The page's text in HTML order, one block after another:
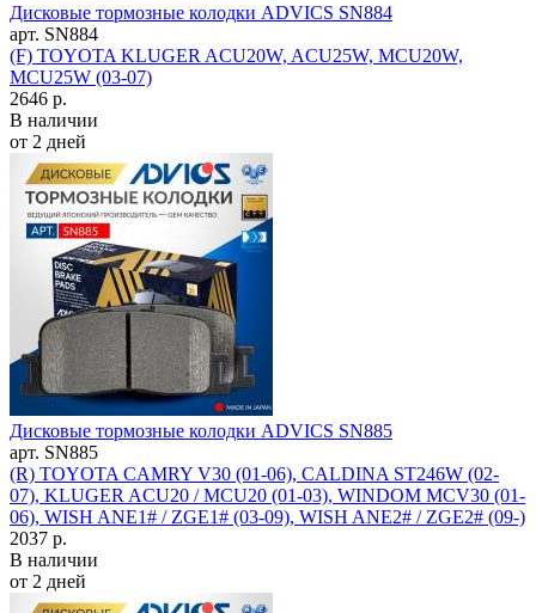
Дисковые тормозные колодки ADVICS SN884
арт. SN884
(F) TOYOTA KLUGER ACU20W, ACU25W, MCU20W,
MCU25W (03-07)
2646 р.
В наличии
от 2 дней
Дисковые тормозные колодки ADVICS SN885
арт. SN885
(R) TOYOTA CAMRY V30 (01-06), CALDINA ST246W (02-
07), KLUGER ACU20 / MCU20 (01-03), WINDOM MCV30 (01-
06), WISH ANE1# / ZGE1# (03-09), WISH ANE2# / ZGE2# (09-)
2037 р.
В наличии
от 2 дней